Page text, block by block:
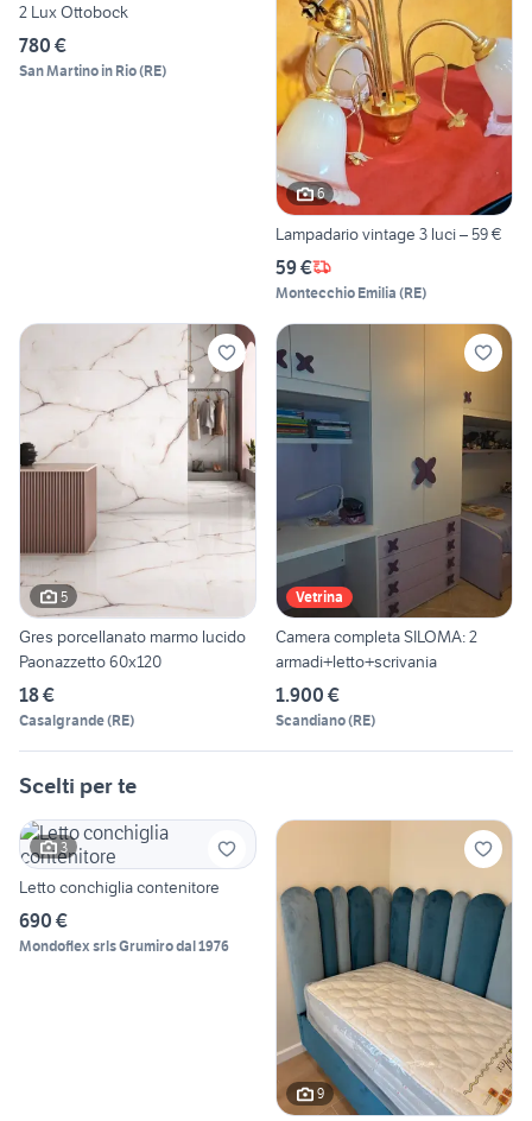
2 Lux Ottobock
780 €
San Martino in Rio(RE)
6
Lampadario vintage 3 luci – 59 €
59 €
Montecchio Emilia (RE)
5
Gres porcellanato marmo lucido
Paonazzetto 60x120
18 €
Casalgrande(RE)
Vetrina
Camera completa SILOMA: 2
armadi+letto+scrivania
1.900 €
Scandiano(RE)
Scelti per te
3
Letto conchiglia contenitore
690 €
Mondoflex srls Grumiro dal 1976
9